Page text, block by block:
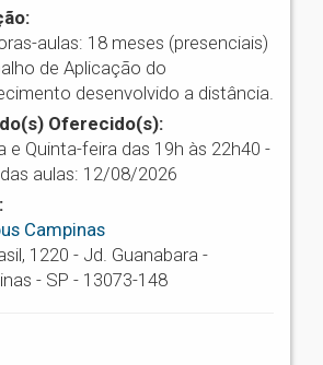
aulas: 18 meses (presenciais)
de Aplicação do
desenvolvido a distância.
Oferecido(s):
e Quinta-feira das 19h às 22h40 -
aulas: 12/08/2026
Campinas
1220 - Jd. Guanabara -
- SP - 13073-148